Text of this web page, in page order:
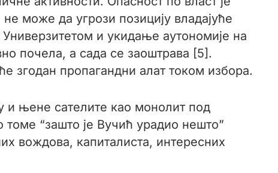
може да угрози позицију владајуће
и укидање аутономије на
почела, а сада се заоштрава [5].
згодан пропагандни алат током избора.
и њене сателите као монолит под
томе “зашто је Вучић урадио нешто”
вождова, капиталиста, интересних